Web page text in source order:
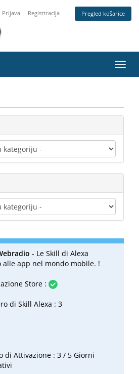
Prijava Registtracija Pregled košarice
- Le Skill di Alexa
alle app nel mondo mobile. !
Store :
di Skill Alexa : 3
di Attivazione : 3 / 5 Giorni